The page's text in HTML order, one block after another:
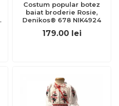
Costum popular botez
baiat broderie Rosie,
Denikos® 678 NIK4924
179.00 lei